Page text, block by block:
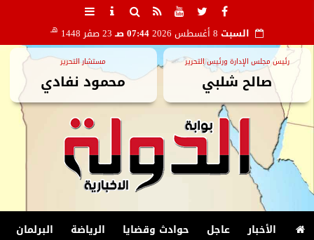
السبت 07:44 صـ 23 صفر 1448 هـ
رئيس مجلس الإدارة ورئيس التحرير
صالح شلبي
مستشار التحرير
محمود نفادي
الأخبار عاجل حوادث وقضايا الرياضة البرلمان